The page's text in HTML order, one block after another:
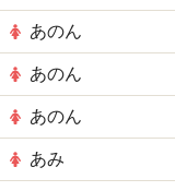
あのん
あのん
あのん
あみ